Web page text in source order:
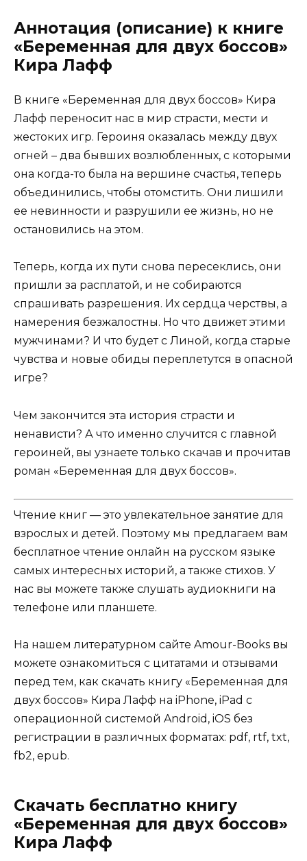
Аннотация (описание) к книге
«Беременная для двух боссов»
Кира Лафф
В книге «Беременная для двух боссов» Кира
Лафф переносит нас в мир страсти, мести и
жестоких игр. Героиня оказалась между двух
огней – два бывших возлюбленных, с которыми
она когда-то была на вершине счастья, теперь
объединились, чтобы отомстить. Они лишили
ее невинности и разрушили ее жизнь, но не
остановились на этом.
Теперь, когда их пути снова пересеклись, они
пришли за расплатой, и не собираются
спрашивать разрешения. Их сердца черствы, а
намерения безжалостны. Но что движет этими
мужчинами? И что будет с Линой, когда старые
чувства и новые обиды переплетутся в опасной
игре?
Чем закончится эта история страсти и
ненависти? А что именно случится с главной
героиней, вы узнаете только скачав и прочитав
роман «Беременная для двух боссов».
Чтение книг — это увлекательное занятие для
взрослых и детей. Поэтому мы предлагаем вам
бесплатное чтение онлайн на русском языке
самых интересных историй, а также стихов. У
нас вы можете также слушать аудиокниги на
телефоне или планшете.
На нашем литературном сайте Amour-Books вы
можете ознакомиться с цитатами и отзывами
перед тем, как скачать книгу «Беременная для
двух боссов» Кира Лафф на iPhone, iPad с
операционной системой Android, iOS без
регистрации в различных форматах: pdf, rtf, txt,
fb2, epub.
Скачать бесплатно книгу
«Беременная для двух боссов»
Кира Лафф